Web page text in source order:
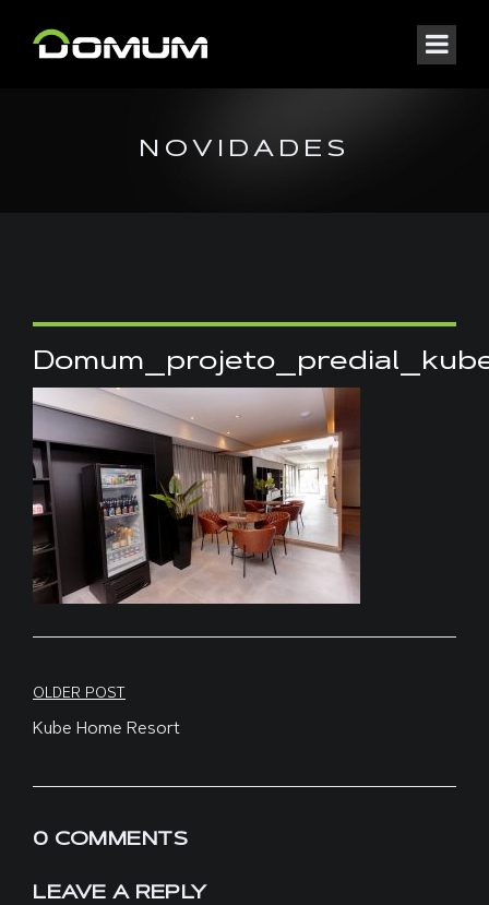
NOVIDADES
Navegação
de
Post
OLDER POST
Kube Home Resort
0 COMMENTS
LEAVE A REPLY